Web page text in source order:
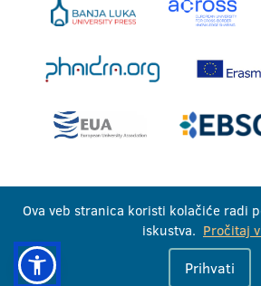
Univerzitet u Banjoj Luci
Sva prava zadržana
Ova veb stranica koristi kolačiće radi
iskustva. Pročitaj
Prihvati